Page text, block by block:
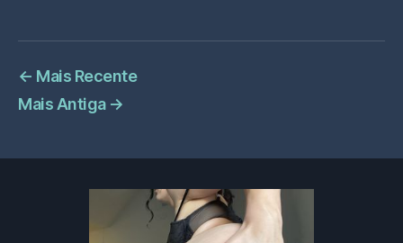
← Mais Recente
Mais Antiga →